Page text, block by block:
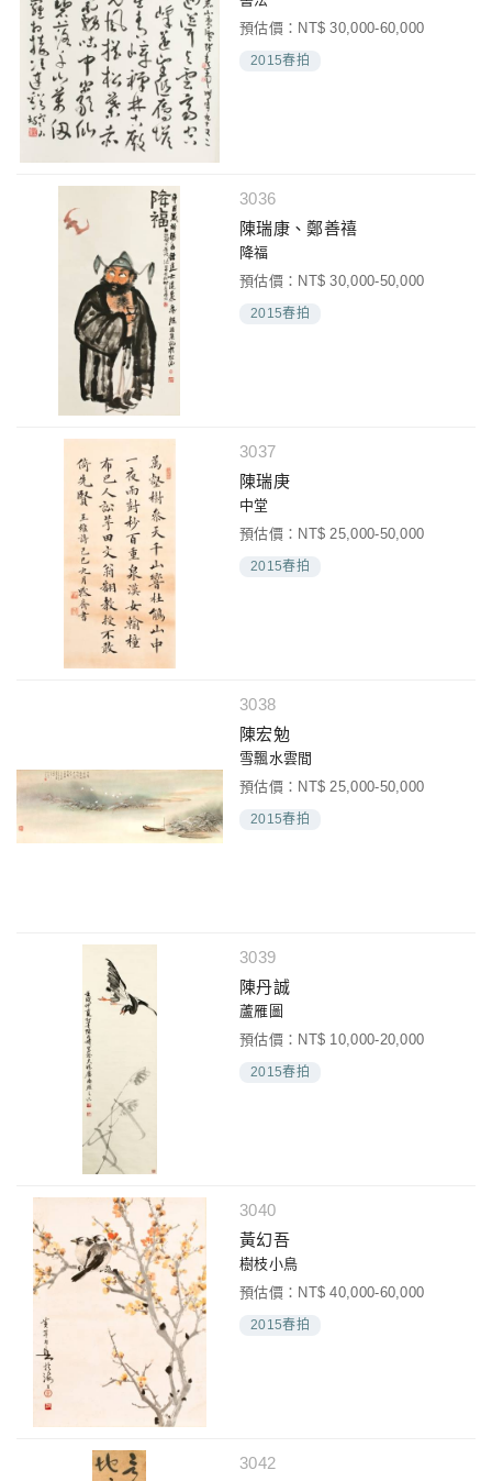
預估價：NT$ 30,000-60,000
2015春拍
3036
陳瑞康、鄭善禧
降福
預估價：NT$ 30,000-50,000
2015春拍
3037
陳瑞庚
中堂
預估價：NT$ 25,000-50,000
2015春拍
3038
陳宏勉
雪飄水雲間
預估價：NT$ 25,000-50,000
2015春拍
3039
陳丹誠
蘆雁圖
預估價：NT$ 10,000-20,000
2015春拍
3040
黃幻吾
樹枝小鳥
預估價：NT$ 40,000-60,000
2015春拍
3042